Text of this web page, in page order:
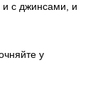
и с джинсами, и
у